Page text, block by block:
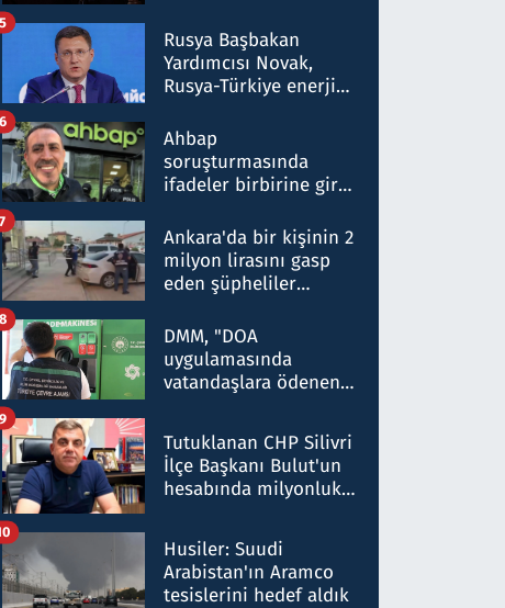
Rusya Başbakan
Yardımcısı Novak,
Rusya-Türkiye enerji
nitelikte olduğunu
belirtti
5
Ahbap
soruşturmasında
ifadeler birbirine girdi:
ifadelerinden ortaya
çıkan tablo şok etti
6
Ankara'da bir kişinin 2
milyon lirasını gasp
eden şüpheliler
7
DMM, "DOA
uygulamasında
vatandaşlara ödenen
düşürüldüğü" iddiasını
yalanladı
8
Tutuklanan CHP Silivri
İlçe Başkanı Bulut'un
hesabında milyonluk
talimat verdi, ben
gönderdim
9
Husiler: Suudi
Arabistan'ın Aramco
tesislerini hedef aldık